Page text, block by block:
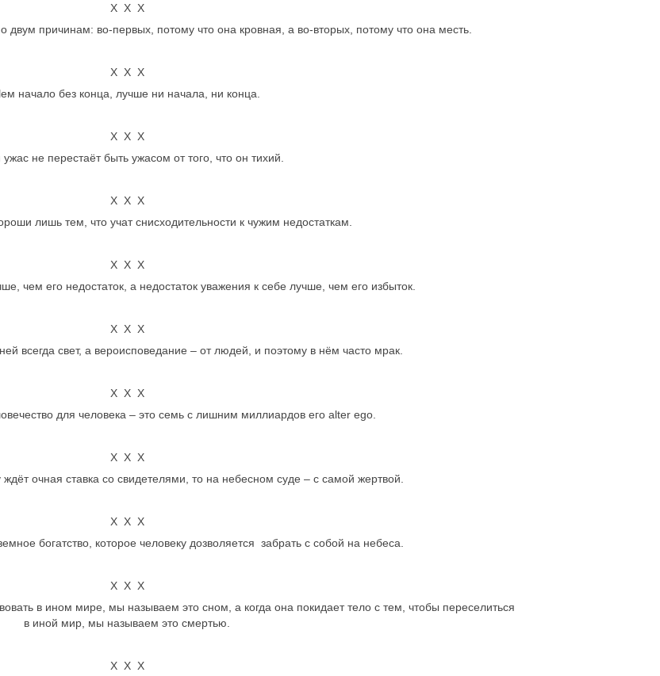
Х Х Х
двум причинам: во-первых, потому что она кровная, а во-вторых, потому что она месть.
Х Х Х
начало без конца, лучше ни начала, ни конца.
Х Х Х
ужас не перестаёт быть ужасом от того, что он тихий.
Х Х Х
лишь тем, что учат снисходительности к чужим недостаткам.
Х Х Х
чем его недостаток, а недостаток уважения к себе лучше, чем его избыток.
Х Х Х
всегда свет, а вероисповедание – от людей, и поэтому в нём часто мрак.
Х Х Х
для человека – это семь с лишним миллиардов его alter ego.
Х Х Х
очная ставка со свидетелями, то на небесном суде – с самой жертвой.
Х Х Х
богатство, которое человеку дозволяется забрать с собой на небеса.
Х Х Х
в ином мире, мы называем это сном, а когда она покидает тело с тем, чтобы переселиться
в иной мир, мы называем это смертью.
Х Х Х